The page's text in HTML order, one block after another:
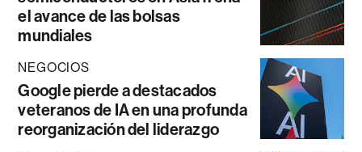
el avance de las bolsas
mundiales
NEGOCIOS
Google pierde a destacados
veteranos de IA en una profunda
reorganización del liderazgo